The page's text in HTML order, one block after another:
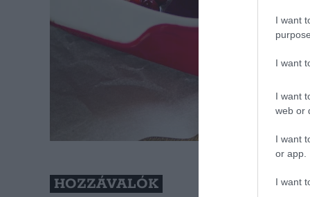
I want
I want
I want
web or
I want
or app.
I want
HOZZÁVALÓK